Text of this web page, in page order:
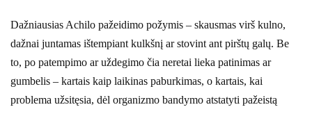
Dažniausias Achilo pažeidimo požymis – skausmas virš kulno,
dažnai juntamas ištempiant kulkšnį ar stovint ant pirštų galų. Be
to, po patempimo ar uždegimo čia neretai lieka patinimas ar
gumbelis – kartais kaip laikinas paburkimas, o kartais, kai
problema užsitęsia, dėl organizmo bandymo atstatyti pažeistą